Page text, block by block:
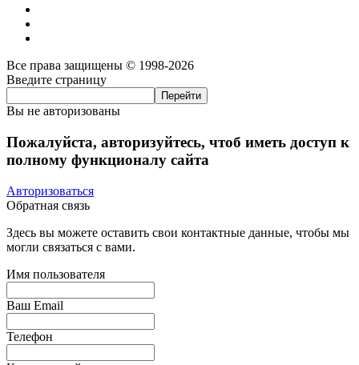
Все права защищены © 1998-2026
Введите страницу
Вы не авторизованы
Пожалуйста, авторизуйтесь, чтоб иметь доступ к
полному функционалу сайта
Авторизоваться
Обратная связь
Здесь вы можете оставить свои контактные данные, чтобы мы
могли связаться с вами.
Имя пользователя
Ваш Email
Телефон